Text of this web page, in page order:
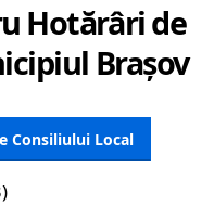
Hotărâri de
Brașov
Consiliului Local